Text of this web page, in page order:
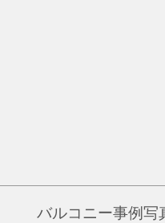
バルコニー事例写